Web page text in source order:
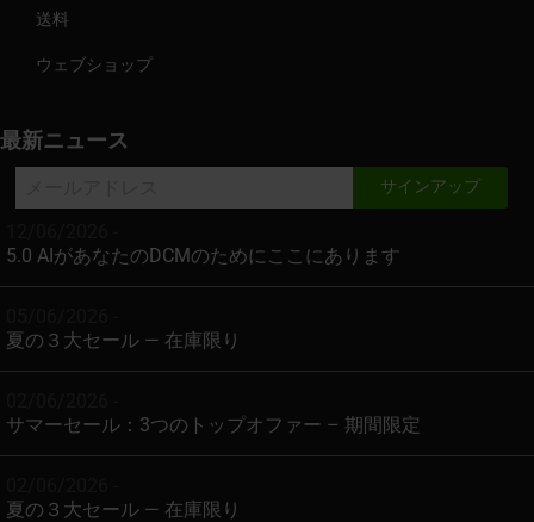
送料
ウェブショップ
最新ニュース
5.0 AIがあなたのDCMのためにここにあります
夏の３大セール — 在庫限り
サマーセール：3つのトップオファー – 期間限定
夏の３大セール — 在庫限り